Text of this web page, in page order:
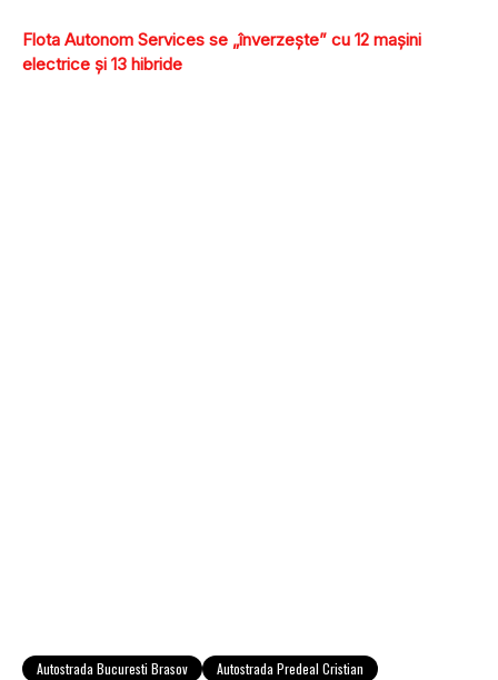
Flota Autonom Services se „înverzeşte” cu 12 maşini
electrice şi 13 hibride
Autostrada Bucuresti Brasov Autostrada Predeal Cristian